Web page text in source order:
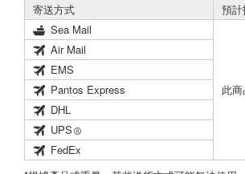
寄送方式
預
Sea Mail
此
Air Mail
EMS
Pantos Express
DHL
UPS
FedEx